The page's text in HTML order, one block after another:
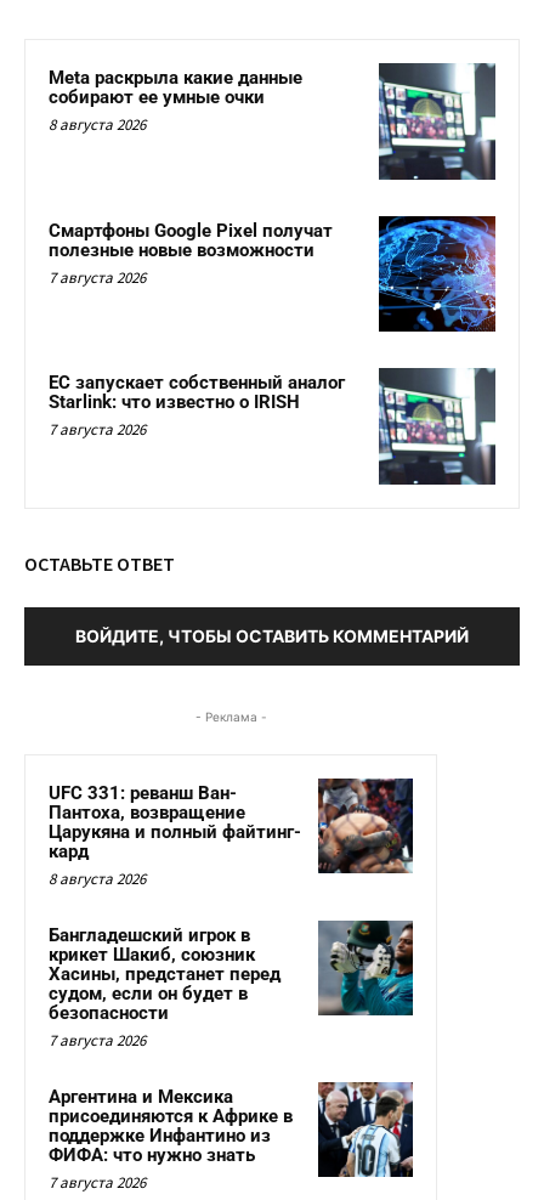
Meta раскрыла какие данные
собирают ее умные очки
8 августа 2026
Смартфоны Google Pixel получат
полезные новые возможности
7 августа 2026
ЕС запускает собственный аналог
Starlink: что известно о IRISH
7 августа 2026
ОСТАВЬТЕ ОТВЕТ
ВОЙДИТЕ, ЧТОБЫ ОСТАВИТЬ КОММЕНТАРИЙ
- Реклама -
UFC 331: реванш Ван-
Пантоха, возвращение
Царукяна и полный файтинг-
кард
8 августа 2026
Бангладешский игрок в
крикет Шакиб, союзник
Хасины, предстанет перед
судом, если он будет в
безопасности
7 августа 2026
Аргентина и Мексика
присоединяются к Африке в
поддержке Инфантино из
ФИФА: что нужно знать
7 августа 2026